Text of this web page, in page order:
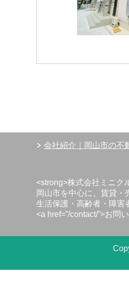
会社紹介｜岡山市の不
<strong>株式会社ミニク
岡山市を中心に、賃貸
生活保護・高齢者・障害
<a href=”/contact/”>お問